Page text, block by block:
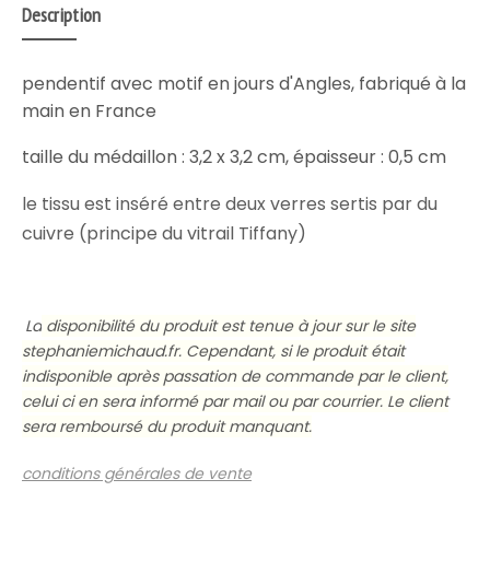
Description
pendentif avec motif en jours d'Angles, fabriqué à la
main en France
taille du médaillon : 3,2 x 3,2 cm, épaisseur : 0,5 cm
le tissu est inséré entre deux verres sertis par du
cuivre (principe du vitrail Tiffany)
La disponibilité du produit est tenue à jour sur le site
stephaniemichaud.fr. Cependant, si le produit était
indisponible après passation de commande par le client,
celui ci en sera informé par mail ou par courrier. Le client
sera remboursé du produit manquant.
conditions générales de vente